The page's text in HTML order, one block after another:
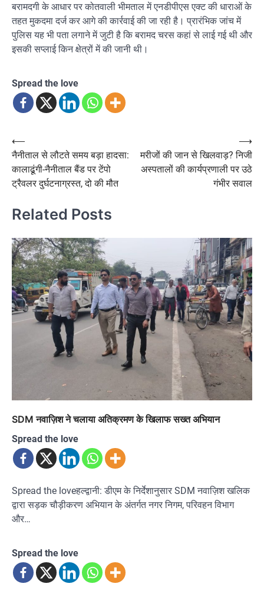
बरामदगी के आधार पर कोतवाली भीमताल में एनडीपीएस एक्ट की धाराओं के
तहत मुकदमा दर्ज कर आगे की कार्रवाई की जा रही है। प्रारंभिक जांच में
पुलिस यह भी पता लगाने में जुटी है कि बरामद चरस कहां से लाई गई थी और
इसकी सप्लाई किन क्षेत्रों में की जानी थी।
Spread the love
Post
navigation
⟵
नैनीताल से लौटते समय बड़ा हादसा:
कालाढूंगी-नैनीताल बैंड पर टेंपो
ट्रैवलर दुर्घटनाग्रस्त, दो की मौत
मरीजों की जान से खिलवाड़? निजी
अस्पतालों की कार्यप्रणाली पर उठे
गंभीर सवाल
⟶
Related Posts
SDM नवाज़िश ने चलाया अतिक्रमण के खिलाफ सख्त अभियान
Spread the love
Spread the loveहल्द्वानी: डीएम के निर्देशानुसार SDM नवाज़िश खलिक
द्वारा सड़क चौड़ीकरण अभियान के अंतर्गत नगर निगम, परिवहन विभाग
और…
Spread the love